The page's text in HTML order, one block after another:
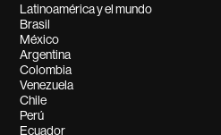
Latinoamérica y el mundo
Brasil
México
Argentina
Colombia
Venezuela
Chile
Perú
Ecuador